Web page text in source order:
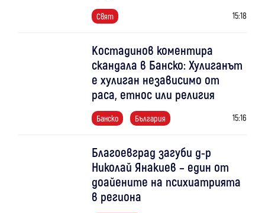
Свят 15:18
Костадинов коментира
скандала в Банско: Хулиганът
е хулиган независимо от
раса, етнос или религия
Банско България 15:16
Благоевград загуби д-р
Николай Янакиев – един от
доайените на психиатрията
в региона